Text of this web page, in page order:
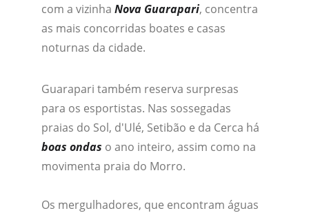
com a vizinha Nova Guarapari, concentra
as mais concorridas boates e casas
noturnas da cidade.
Guarapari também reserva surpresas
para os esportistas. Nas sossegadas
praias do Sol, d'Ulé, Setibão e da Cerca há
boas ondas o ano inteiro, assim como na
movimenta praia do Morro.
Os mergulhadores, que encontram águas